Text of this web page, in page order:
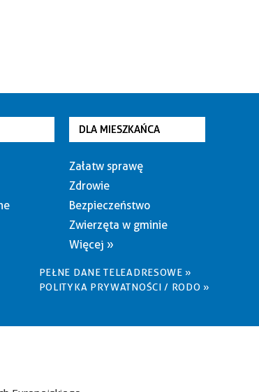
DLA MIESZKAŃCA
Załatw sprawę
Zdrowie
Bezpieczeństwo
Zwierzęta w gminie
Więcej »
PEŁNE DANE TELEADRESOWE »
POLITYKA PRYWATNOŚCI / RODO »